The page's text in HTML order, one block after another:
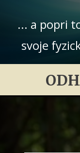
... a popri
svoje